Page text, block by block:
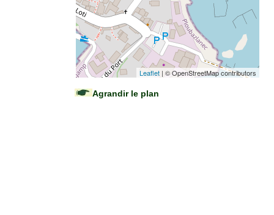
Leaflet | © OpenStreetMap contributors
Agrandir le plan